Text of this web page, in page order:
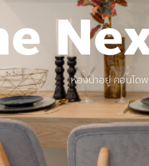
ห้องน่าอยู่ คอนโด